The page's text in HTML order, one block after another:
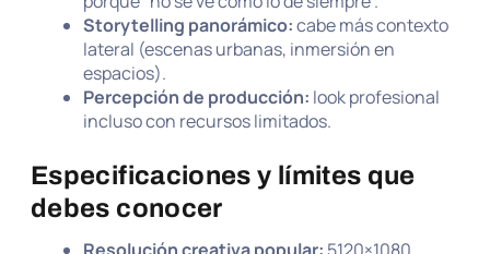
Storytelling panorámico:cabe más contexto
lateral (escenas urbanas, inmersión en
espacios).
Percepción de producción: look profesional
incluso con recursos limitados.
Especificaciones y límites que
debes conocer